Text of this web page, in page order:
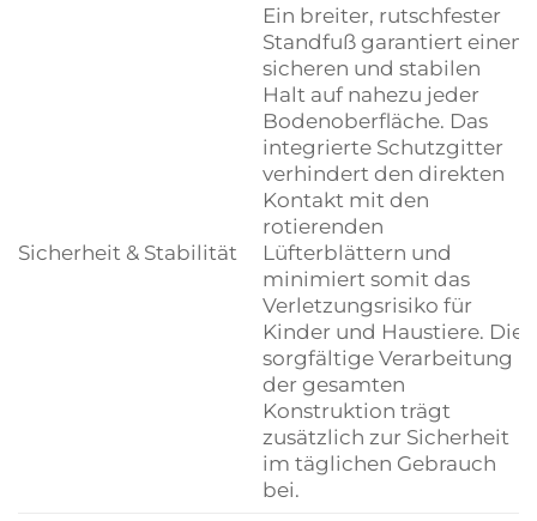
Sicherheit & Stabilität
Ein breiter, rutschfester
Standfuß garantiert einen
sicheren und stabilen
Halt auf nahezu jeder
Bodenoberfläche. Das
integrierte Schutzgitter
verhindert den direkten
Kontakt mit den
rotierenden
Lüfterblättern und
minimiert somit das
Verletzungsrisiko für
Kinder und Haustiere. Die
sorgfältige Verarbeitung
der gesamten
Konstruktion trägt
zusätzlich zur Sicherheit
im täglichen Gebrauch
bei.